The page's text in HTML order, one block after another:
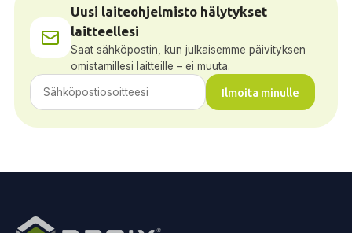
Uusi laiteohjelmisto hälytykset
laitteellesi
Saat sähköpostin, kun julkaisemme päivityksen
omistamillesi laitteille – ei muuta.
Ilmoita minulle